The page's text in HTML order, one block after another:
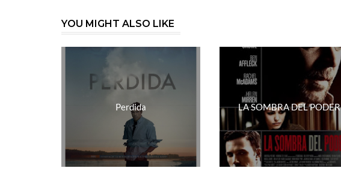
YOU MIGHT ALSO LIKE
Perdida LA SOMBRA DEL PODER